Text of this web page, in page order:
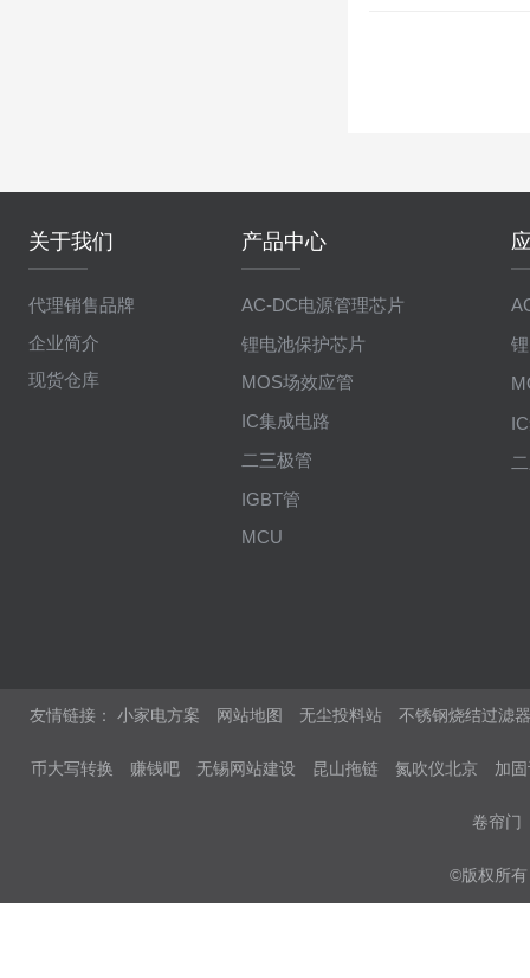
关于我们
代理销售品牌
企业简介
现货仓库
产品中心
AC-DC电源管理芯片
锂电池保护芯片
MOS场效应管
IC集成电路
二三极管
IGBT管
MCU
友情链接： 小家电方案 网站地图 无尘投料站 不锈钢烧结过滤器
币大写转换 赚钱吧 无锡网站建设 昆山拖链 氮吹仪北京 加
卷帘门
©版权所